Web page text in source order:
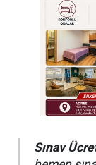
Sınav